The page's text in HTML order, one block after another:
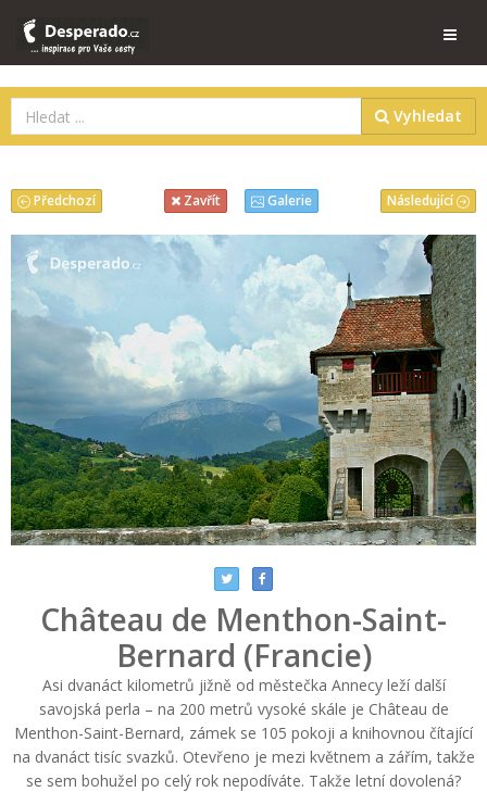
Vyhledat
Následující
Předchozí Zavřít Galerie
Château de Menthon-Saint-
Bernard (Francie)
Asi dvanáct kilometrů jižně od městečka Annecy leží další
savojská perla – na 200 metrů vysoké skále je Château de
Menthon-Saint-Bernard, zámek se 105 pokoji a knihovnou čítající
na dvanáct tisíc svazků. Otevřeno je mezi květnem a zářím, takže
se sem bohužel po celý rok nepodíváte. Takže letní dovolená?